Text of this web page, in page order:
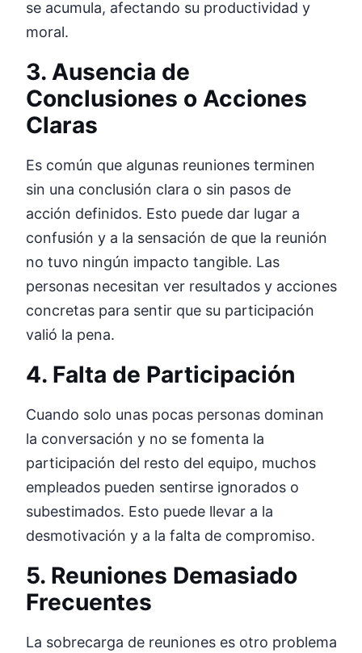
se acumula, afectando su productividad y
moral.
3. Ausencia de
Conclusiones o Acciones
Claras
Es común que algunas reuniones terminen
sin una conclusión clara o sin pasos de
acción definidos. Esto puede dar lugar a
confusión y a la sensación de que la reunión
no tuvo ningún impacto tangible. Las
personas necesitan ver resultados y acciones
concretas para sentir que su participación
valió la pena.
4. Falta de Participación
Cuando solo unas pocas personas dominan
la conversación y no se fomenta la
participación del resto del equipo, muchos
empleados pueden sentirse ignorados o
subestimados. Esto puede llevar a la
desmotivación y a la falta de compromiso.
5. Reuniones Demasiado
Frecuentes
La sobrecarga de reuniones es otro problema